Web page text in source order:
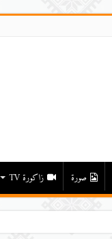
صورة زاكورة TV